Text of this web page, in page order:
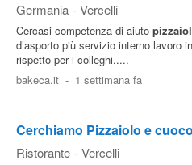
Germania - Vercelli
Cercasi competenza di aiuto
d’asporto più servizio interno lavoro
rispetto per i colleghi.....
bakeca.it - 1 settimana fa
Cerchiamo Pizzaiolo e
Ristorante - Vercelli